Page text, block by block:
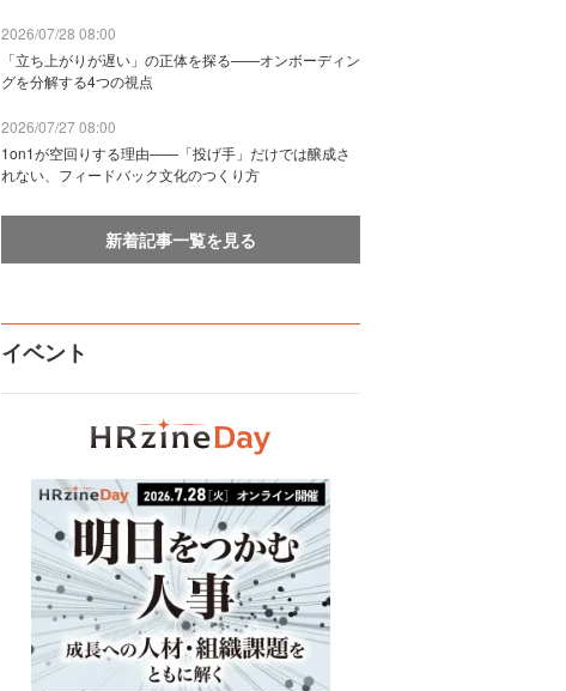
2026/07/28 08:00
「立ち上がりが遅い」の正体を探る——オンボーディン
グを分解する4つの視点
2026/07/27 08:00
1on1が空回りする理由——「投げ手」だけでは醸成さ
れない、フィードバック文化のつくり方
新着記事一覧を見る
イベント